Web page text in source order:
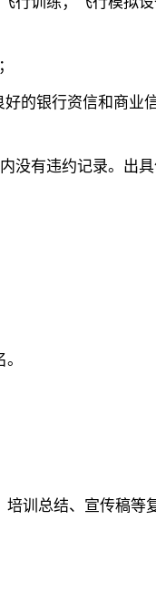
的银行资信和商业
没有违约记录。出
训总结、宣传稿等